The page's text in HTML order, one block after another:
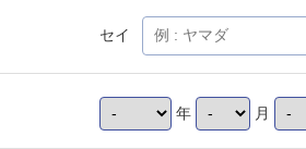
セイ
年 月